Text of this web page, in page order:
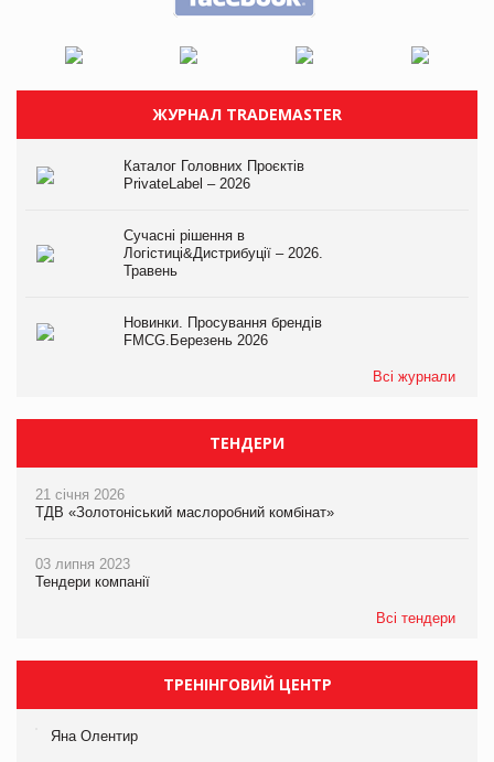
ЖУРНАЛ TRADEMASTER
Каталог Головних Проєктів
PrivateLabel – 2026
Сучасні рішення в
Логістиці&Дистрибуції – 2026.
Травень
Новинки. Просування брендів
FMCG.Березень 2026
Всі журнали
ТЕНДЕРИ
21 січня 2026
ТДВ «Золотоніський маслоробний комбінат»
03 липня 2023
Тендери компанії
Всі тендери
ТРЕНІНГОВИЙ ЦЕНТР
Яна Олентир